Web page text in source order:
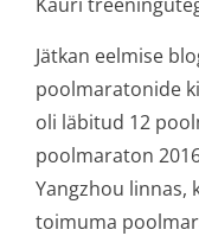
Jätkan eelmise
poolmaratonide
oli läbitud 12
poolmaraton
Yangzhou linnas,
toimuma